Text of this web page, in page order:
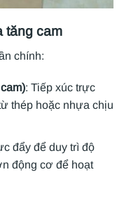
tăng cam
chính:
: Tiếp xúc trực
thép hoặc nhựa chịu
đẩy để duy trì độ
động cơ để hoạt